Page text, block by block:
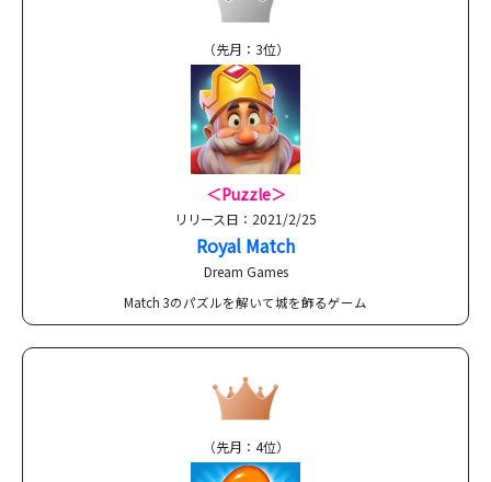
（先月：3位）
＜Puzzle＞
リリース日：2021/2/25
Royal Match
Dream Games
Match 3のパズルを解いて城を飾るゲーム
（先月：4位）